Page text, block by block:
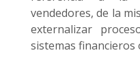
vendedores, de la
externalizar
sistemas financieros